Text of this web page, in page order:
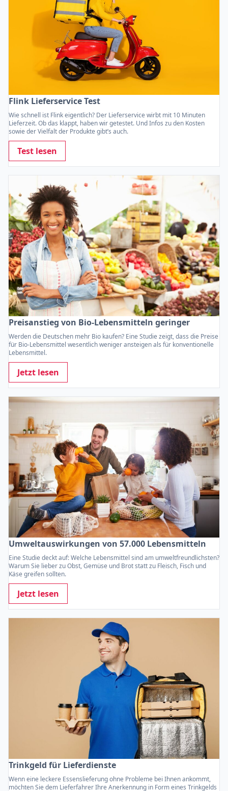
Flink Lieferservice Test
Wie schnell ist Flink eigentlich? Der Lieferservice wirbt mit 10 Minuten
Lieferzeit. Ob das klappt, haben wir getestet. Und Infos zu den Kosten
sowie der Vielfalt der Produkte gibt’s auch.
Test lesen
Preisanstieg von Bio-Lebensmitteln geringer
Werden die Deutschen mehr Bio kaufen? Eine Studie zeigt, dass die Preise
für Bio-Lebensmittel wesentlich weniger ansteigen als für konventionelle
Lebensmittel.
Jetzt lesen
Umweltauswirkungen von 57.000 Lebensmitteln
Eine Studie deckt auf: Welche Lebensmittel sind am umweltfreundlichsten?
Warum Sie lieber zu Obst, Gemüse und Brot statt zu Fleisch, Fisch und
Käse greifen sollten.
Jetzt lesen
Trinkgeld für Lieferdienste
Wenn eine leckere Essenslieferung ohne Probleme bei Ihnen ankommt,
möchten Sie dem Lieferfahrer Ihre Anerkennung in Form eines Trinkgelds